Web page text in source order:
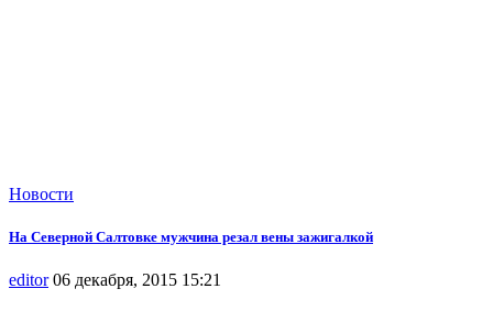
Новости
На Северной Салтовке мужчина резал вены зажигалкой
editor 06 декабря, 2015 15:21